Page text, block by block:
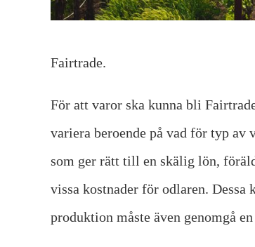
Fairtrade.
För att varor ska kunna bli
variera beroende på vad för typ av
som ger rätt till en skälig lön,
vissa kostnader för odlaren.
produktion måste även genomgå